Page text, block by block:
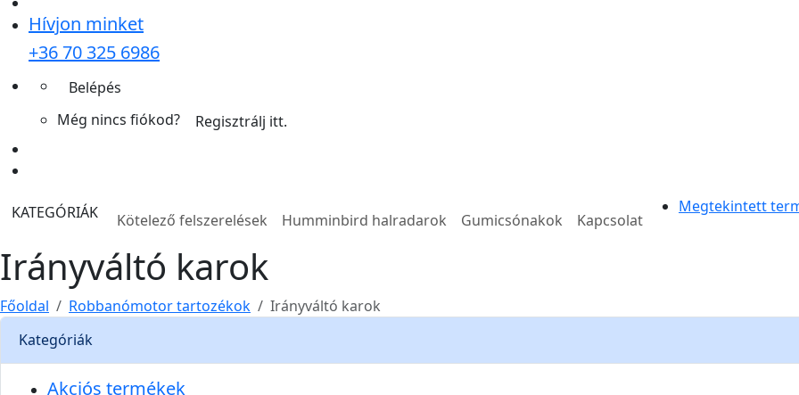
Hívjon minket
+36 70 325 6986
Belépés
Még nincs fiókod?
Regisztrálj itt.
KATEGÓRIÁK Kötelező felszerelések Humminbird halradarok Gumicsónakok Kapcsolat
Megtekintett
Irányváltó karok
Főoldal Robbanómotor tartozékok
Irányváltó karok
Kategóriák
Akciós termékek